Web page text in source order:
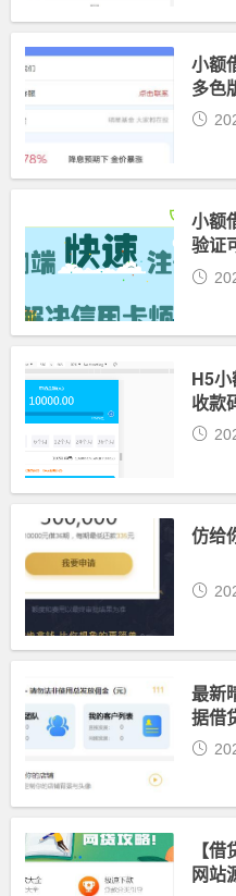
小额
多色
小额
验证
H5
收款
仿给
最新
据借
【
网站